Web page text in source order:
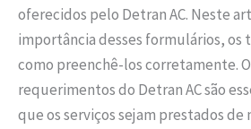
oferecidos pelo Detran AC. Neste
importância desses formulários, os
como preenchê-los corretamente.
requerimentos do Detran AC são
que os serviços sejam prestados de